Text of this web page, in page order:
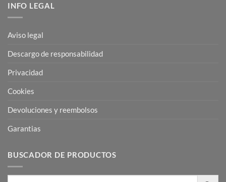
INFO LEGAL
Aviso legal
Descargo de responsabilidad
Privacidad
Cookies
Devoluciones y reembolsos
Garantias
BUSCADOR DE PRODUCTOS